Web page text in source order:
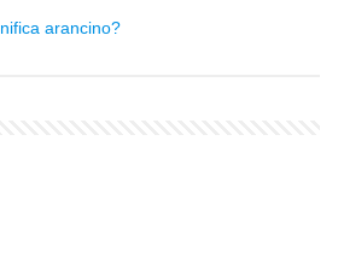
arancino?